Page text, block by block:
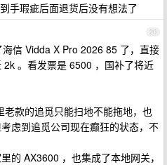
手瑕疵后面退货后没有想法了
20
信 Vidda X Pro 2026 85 了，直接
。看发票是 6500 ，国补了将近
款的追觅只能扫地不能拖地，也
虑到追觅公司现在癫狂的状态，不
的 AX3600 ，也集成了本地网关，